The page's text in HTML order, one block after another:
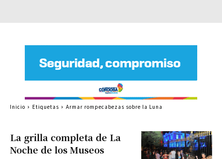
La grilla completa de La
Noche de los Museos
Inicio Etiquetas Armar rompecabezas sobre la Luna